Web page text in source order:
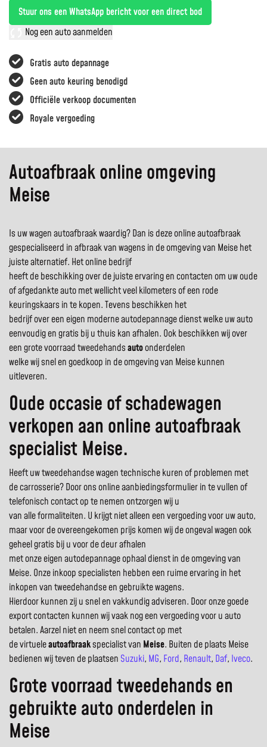
Gratis auto depannage
Geen auto keuring benodigd
Officiële verkoop documenten
Royale vergoeding
Stuur ons een WhatsApp bericht voor een direct bod
Nog een auto aanmelden
Autoafbraak online omgeving
Meise
Is uw wagen autoafbraak waardig? Dan is deze online autoafbraak
gespecialiseerd in afbraak van wagens in de omgeving van Meise het
juiste alternatief. Het online bedrijf
heeft de beschikking over de juiste ervaring en contacten om uw oude
of afgedankte auto met wellicht veel kilometers of een rode
keuringskaars in te kopen. Tevens beschikken het
bedrijf over een eigen moderne autodepannage dienst welke uw auto
eenvoudig en gratis bij u thuis kan afhalen. Ook beschikken wij over
een grote voorraad tweedehandsautoonderdelen
welke wij snel en goedkoop in de omgeving van Meise kunnen
uitleveren.
Oude occasie of schadewagen
verkopen aan online autoafbraak
specialist Meise.
Heeft uw tweedehandse wagen technische kuren of problemen met
de carrosserie? Door ons online aanbiedingsformulier in te vullen of
telefonisch contact op te nemen ontzorgen wij u
van alle formaliteiten. U krijgt niet alleen een vergoeding voor uw auto,
maar voor de overeengekomen prijs komen wij de ongeval wagen ook
geheel gratis bij u voor de deur afhalen
met onze eigen autodepannage ophaal dienst in de omgeving van
Meise. Onze inkoop specialisten hebben een ruime ervaring in het
inkopen van tweedehandse en gebruikte wagens.
Hierdoor kunnen zij u snel en vakkundig adviseren. Door onze goede
export contacten kunnen wij vaak nog een vergoeding voor u auto
betalen. Aarzel niet en neem snel contact op met
de virtueleautoafbraakspecialist van Meise. Buiten de plaats Meise
bedienen wij teven de plaatsen Suzuki, MG, Ford, Renault, Daf, Iveco.
Grote voorraad tweedehands en
gebruikte auto onderdelen in
Meise